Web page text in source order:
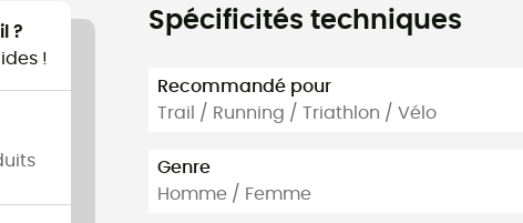
?
!
Spécificités techniques
Recommandé pour
Trail / Running / Triathlon / Vélo
Genre
Homme / Femme